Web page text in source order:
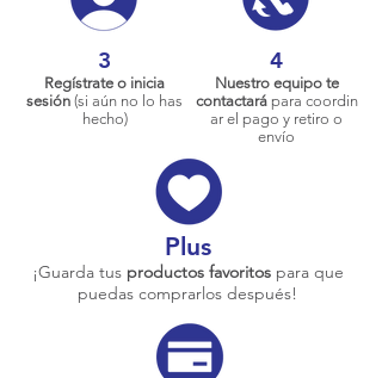
3
Regístrate o inicia
sesión (si aún no lo has
hecho)
4
Nuestro equipo te
contactarápara coordin
ar el pago y retiro o
envío
Plus
¡Guarda tus productos favoritos para que
puedas comprarlos después!